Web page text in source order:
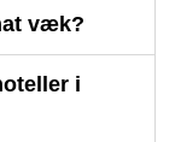
væk?
i